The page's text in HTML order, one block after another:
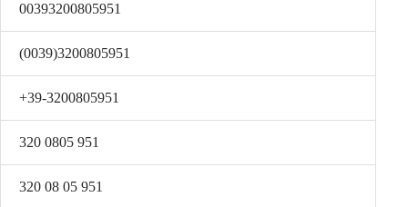
00393200805951
(0039)3200805951
+39-3200805951
320 0805 951
320 08 05 951